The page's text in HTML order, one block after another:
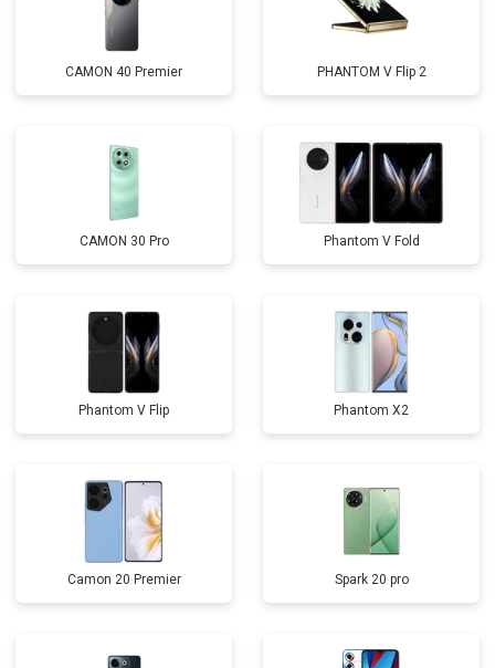
CAMON 40 Premier PHANTOM V Flip 2
CAMON 30 Pro Phantom V Fold
Phantom V Flip Phantom X2
Camon 20 Premier Spark 20 pro